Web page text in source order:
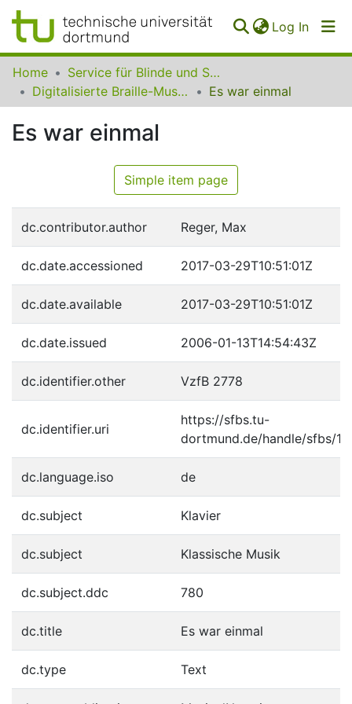
Log In
Communities
Collections
All of SfBS
Home
Service für Blinde und Sehbehinderte der UB Dortmund
Digitalisierte Braille-Musik-Matrizen des VzfB
Es war einmal
Es war einmal
Simple item page
dc.contributor.author Reger, Max
dc.date.accessioned 2017-03-29T10:51:01Z
dc.date.available 2017-03-29T10:51:01Z
dc.date.issued 2006-01-13T14:54:43Z
dc.identifier.other VzfB 2778
dc.identifier.uri
https://sfbs.tu-
dortmund.de/handle/sfbs/
dc.language.iso de
dc.subject Klavier
dc.subject Klassische Musik
dc.subject.ddc 780
dc.title Es war einmal
dc.type Text